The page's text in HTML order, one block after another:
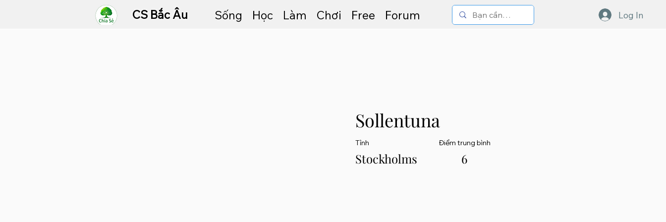
CS Bắc Âu Sống Học Làm Chơi Free Forum Log In
Sollentuna
Tỉnh Điểm trung bình
Stockholms 6